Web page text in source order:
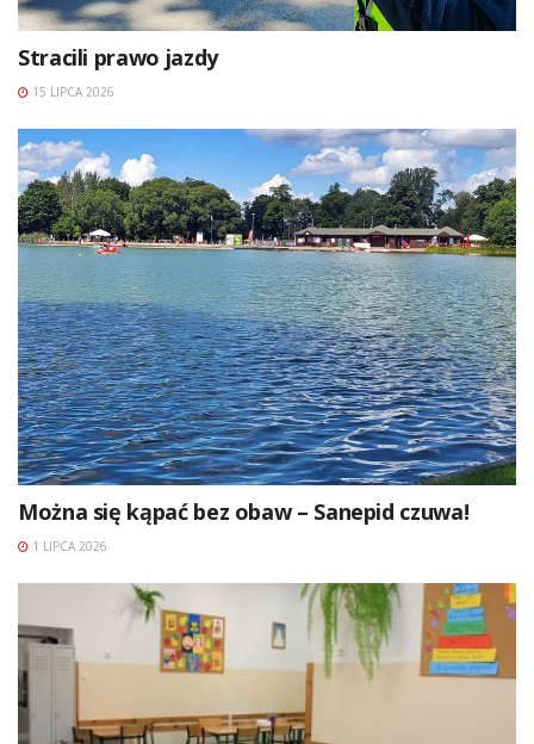
Stracili prawo jazdy
15 LIPCA 2026
Można się kąpać bez obaw – Sanepid czuwa!
1 LIPCA 2026